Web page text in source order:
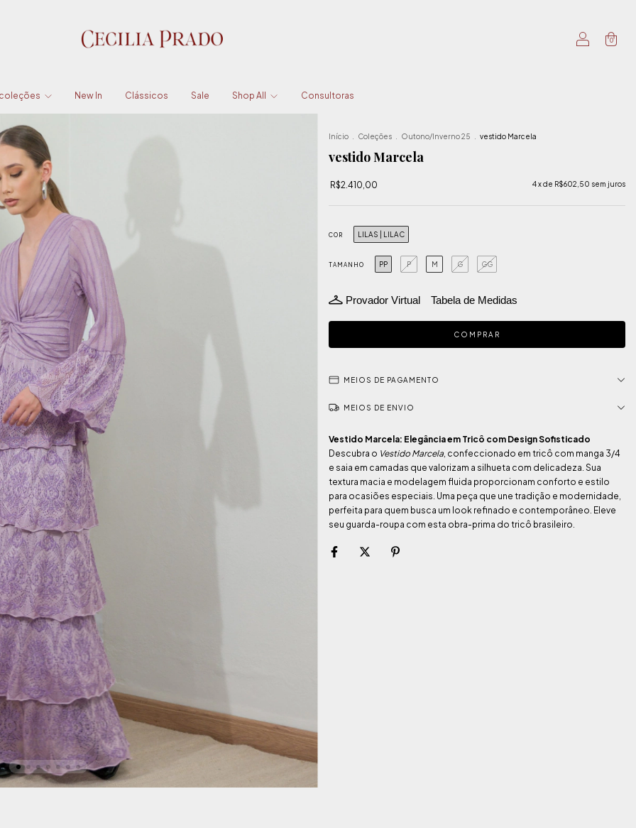
0
New In Clássicos Sale Shop All Consultoras
Início Coleções Outono/Inverno 25 vestido Marcela
vestido Marcela
R$2.410,00 4x de R$602,50 sem juros
COR LILAS | LILAC
TAMANHO PP P M G GG
Provador Virtual Tabela de Medidas
MEIOS DE PAGAMENTO
MEIOS DE ENVIO
Vestido Marcela: Elegância em Tricô com Design Sofisticado
Descubra o Vestido Marcela, confeccionado em tricô com manga 3/4
e saia em camadas que valorizam a silhueta com delicadeza. Sua
textura macia e modelagem fluida proporcionam conforto e estilo
para ocasiões especiais. Uma peça que une tradição e modernidade,
perfeita para quem busca um look refinado e contemporâneo. Eleve
seu guarda-roupa com esta obra-prima do tricô brasileiro.